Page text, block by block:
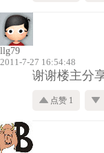
llg79
2011-7-27 16:54:48
谢谢楼主分
点赞 1